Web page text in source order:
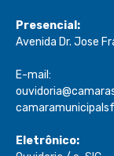
Presencial:
Avenida Dr. Jose
E-mail:
Eletrônico: